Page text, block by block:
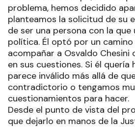
problema, hemos decidido
planteamos la solicitud de su
de ser una persona con la que
política. Él optó por un
acompañar a Osvaldo
en sus cuestiones. Si él quería
parece inválido más allá de
contradictorio o tengamos
cuestionamientos para hacer.
Desde el punto de vista del
que dejarlo en manos de la